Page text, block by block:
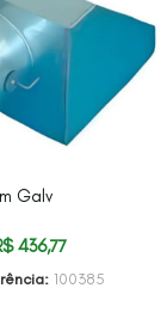
Galv
436,77
100385